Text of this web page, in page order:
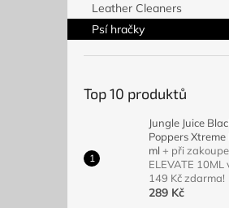
Leather Cleaners
Psí hračky
Top 10 produktů
Jungle Juice
Poppers
ml + při
ELEVATE
149 Kč zdarma!
289 Kč